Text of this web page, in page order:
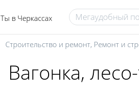
Ты в Черкассах
Строительство и ремонт, Ремонт и
Вагонка,